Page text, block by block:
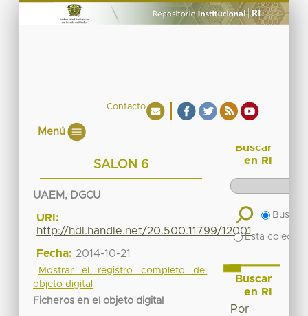
Contacto
Menú
SALON 6
UAEM, DGCU
URI:
http://hdl.handle.net/20.500.11799/12001
Fecha: 2014-10-21
Mostrar el registro completo del
objeto digital
Ficheros en el objeto digital
Buscar
en RI
Buscar
Esta
Buscar
en RI
Por